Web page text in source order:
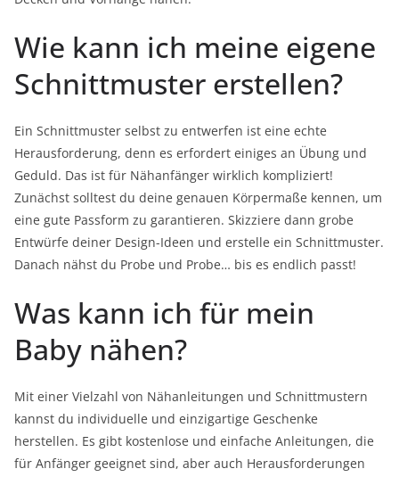
Wie kann ich meine eigene
Schnittmuster erstellen?
Ein Schnittmuster selbst zu entwerfen ist eine echte
Herausforderung, denn es erfordert einiges an Übung und
Geduld. Das ist für Nähanfänger wirklich kompliziert!
Zunächst solltest du deine genauen Körpermaße kennen, um
eine gute Passform zu garantieren. Skizziere dann grobe
Entwürfe deiner Design-Ideen und erstelle ein Schnittmuster.
Danach nähst du Probe und Probe… bis es endlich passt!
Was kann ich für mein
Baby nähen?
Mit einer Vielzahl von Nähanleitungen und Schnittmustern
kannst du individuelle und einzigartige Geschenke
herstellen. Es gibt kostenlose und einfache Anleitungen, die
für Anfänger geeignet sind, aber auch Herausforderungen